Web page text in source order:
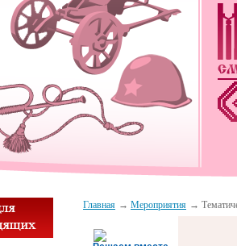
Главная Мероприятия